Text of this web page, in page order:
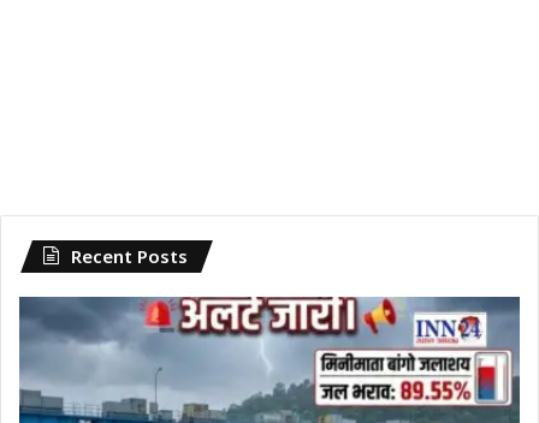
Recent Posts